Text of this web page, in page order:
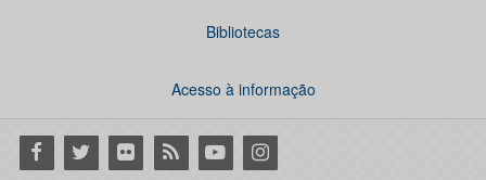
Bibliotecas
Acesso à informação
Facebook
Twitter Flickr RSS YoutubeInstagram